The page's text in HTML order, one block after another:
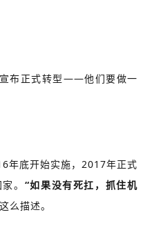
布正式转型——他们要做一
年底开始实施，2017年正式
。 “如果没有死扛，抓住机
么描述。